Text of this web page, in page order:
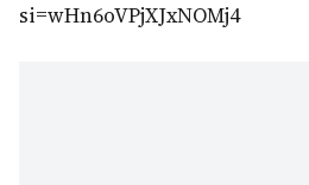
si=wHn6oVPjXJxNOMj4